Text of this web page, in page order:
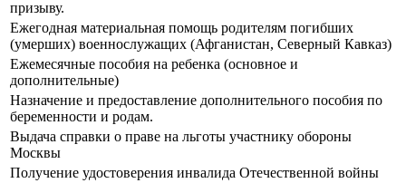
призыву.
Ежегодная материальная помощь родителям погибших
(умерших) военнослужащих (Афганистан, Северный Кавказ)
Ежемесячные пособия на ребенка (основное и
дополнительные)
Назначение и предоставление дополнительного пособия по
беременности и родам.
Выдача справки о праве на льготы участнику обороны
Москвы
Получение удостоверения инвалида Отечественной войны